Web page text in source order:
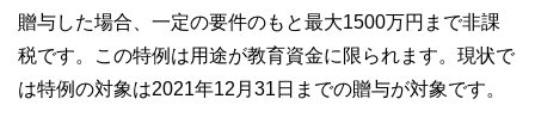
贈与した場合、一定の要件のもと最大1500万円まで非課
税です。この特例は用途が教育資金に限られます。現状で
は特例の対象は2021年12月31日までの贈与が対象です。